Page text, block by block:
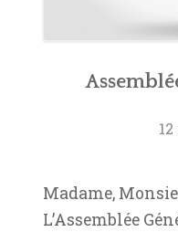
Madame,
L’Assemblée